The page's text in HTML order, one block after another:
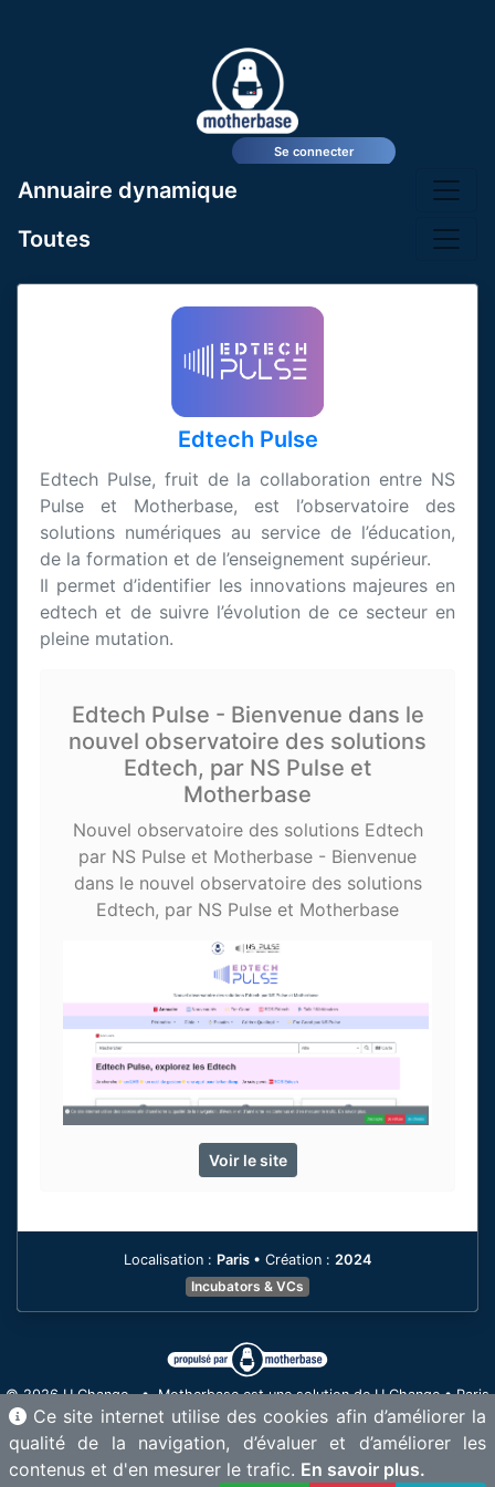
Annuaire dynamique
Toutes
Edtech Pulse
Edtech Pulse, fruit de la collaboration entre NS
Pulse et Motherbase, est l’observatoire des
solutions numériques au service de l’éducation,
de la formation et de l’enseignement supérieur.
Il permet d’identifier les innovations majeures en
edtech et de suivre l’évolution de ce secteur en
pleine mutation.
Edtech Pulse - Bienvenue dans le
nouvel observatoire des solutions
Edtech, par NS Pulse et
Motherbase
Nouvel observatoire des solutions Edtech
par NS Pulse et Motherbase - Bienvenue
dans le nouvel observatoire des solutions
Edtech, par NS Pulse et Motherbase
Voir le site
Localisation : Paris • Création : 2024
Incubators & VCs
© 2026 U Change • Motherbase est une solution de U Change • Paris
& Annecy - France •contact@motherbase.ai
Proud member of • •
Se connecter
Ce site internet utilise des cookies afin d’améliorer la
qualité de la navigation, d’évaluer et d’améliorer les
contenus et d'en mesurer le trafic. En savoir plus.